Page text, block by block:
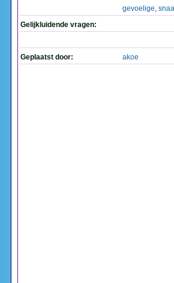
gevoelige,
Gelijkluidende vragen:
Geplaatst door: akoe